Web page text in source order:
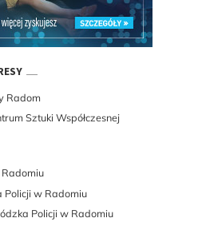
Radom
Sztuki Współczesnej
Policji w Radomiu
Policji w Radomiu